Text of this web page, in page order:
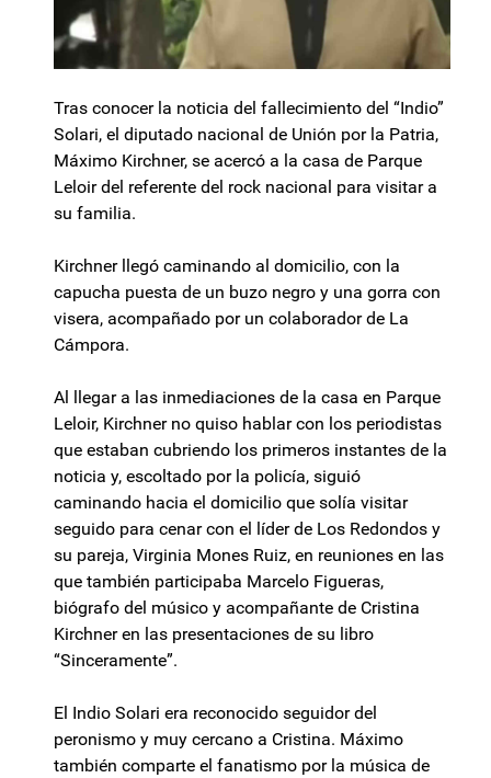
Tras conocer la noticia del fallecimiento del “Indio”
Solari, el diputado nacional de Unión por la Patria,
Máximo Kirchner, se acercó a la casa de Parque
Leloir del referente del rock nacional para visitar a
su familia.
Kirchner llegó caminando al domicilio, con la
capucha puesta de un buzo negro y una gorra con
visera, acompañado por un colaborador de La
Cámpora.
Al llegar a las inmediaciones de la casa en Parque
Leloir, Kirchner no quiso hablar con los periodistas
que estaban cubriendo los primeros instantes de la
noticia y, escoltado por la policía, siguió
caminando hacia el domicilio que solía visitar
seguido para cenar con el líder de Los Redondos y
su pareja, Virginia Mones Ruiz, en reuniones en las
que también participaba Marcelo Figueras,
biógrafo del músico y acompañante de Cristina
Kirchner en las presentaciones de su libro
“Sinceramente”.
El Indio Solari era reconocido seguidor del
peronismo y muy cercano a Cristina. Máximo
también comparte el fanatismo por la música de